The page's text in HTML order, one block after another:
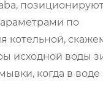
по
котельной,
исходной воды
когда в